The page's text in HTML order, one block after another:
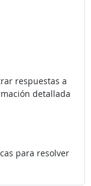
respuestas a
detallada
para resolver